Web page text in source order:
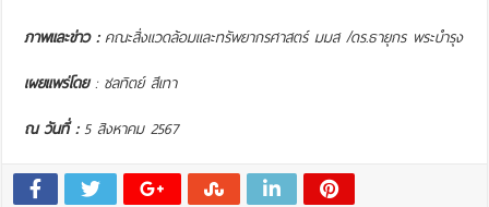
ภาพและข่าว :คณะสิ่งแวดล้อมและทรัพยากรศาสตร์ มมส /ดร.ธายุกร พระบำรุง
เผยแพร่โดย: ชลทิตย์ สีเทา
ณ วันที่ :5 สิงหาคม 2567